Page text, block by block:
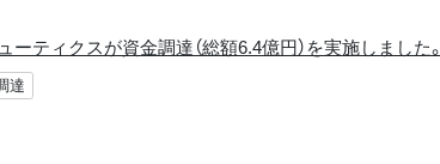
ティクスが資金調達（総額6.4億円）を実施しました。
達